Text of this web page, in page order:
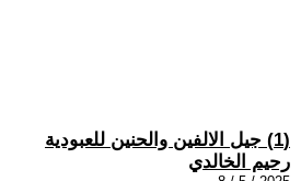
(1) جيل الالفين والحنين للعبودية
رحيم الخالدي